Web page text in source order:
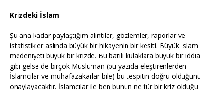
Krizdeki İslam
Şu ana kadar paylaştığım alıntılar, gözlemler, raporlar ve
istatistikler aslında büyük bir hikayenin bir kesiti. Büyük İslam
medeniyeti büyük bir krizde. Bu batılı kulaklara büyük bir iddia
gibi gelse de birçok Müslüman (bu yazıda eleştirenlerden
İslamcılar ve muhafazakarlar bile) bu tespitin doğru olduğunu
onaylayacaktır. İslamcılar ile ben bunun ne tür bir kriz olduğu